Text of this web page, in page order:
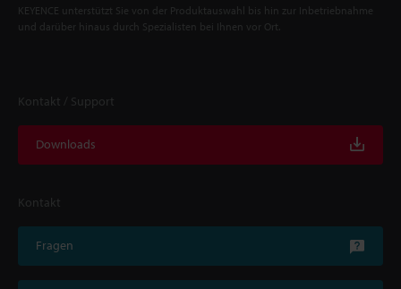
KEYENCE unterstützt Sie von der Produktauswahl bis hin zur Inbetriebnahme
und darüber hinaus durch Spezialisten bei Ihnen vor Ort.
Kontakt / Support
Downloads
Kontakt
Fragen